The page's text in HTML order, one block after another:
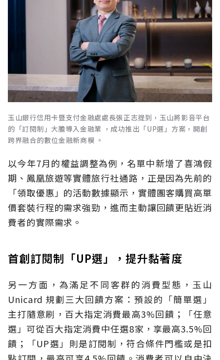
玉山銀行信用卡暨支付金融處處長張正志提到，玉山將影音平台
的「訂閱制」大膽導入金融業 ，成功推出「UP選」方案，開創
跨界融合的數位金融新商模 。
以今年7月的權益調整為例，名單中新增了喜鴻假
期、鳳凰旅遊等實體旅行社通路，正是因為先前的
「領取優惠」的活動數據顯示，實體團客購買高單
價套裝行程的需求強勁，進而主動讓回饋更貼近消
費者的實際需求。
首創訂閱制「UP選」，提升黏著度
另一方面，為滿足不同客群的消費型態，玉山
Unicard 規劃三大回饋方案：預設的「簡單選」
主打隨意刷，百大指定消費最高3%回饋；「任意
選」可從百大指定消費中任選8家，享最高3.5%回
饋；「UP選」則是訂閱制，符合條件門檻或是扣